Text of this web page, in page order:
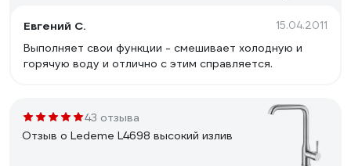
Eвгений С. 15.04.2011
Выполняет свои функции - смешивает холодную и
горячую воду и отлично с этим справляется.
43 отзыва
Отзыв о Ledeme L4698 высокий излив